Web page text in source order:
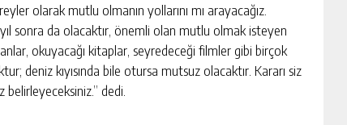
olarak mutlu olmanın yollarını mı arayacağız.
sonra da olacaktır, önemli olan mutlu olmak isteyen
okuyacağı kitaplar, seyredeceği filmler gibi birçok
deniz kıyısında bile otursa mutsuz olacaktır. Kararı siz
dedi.